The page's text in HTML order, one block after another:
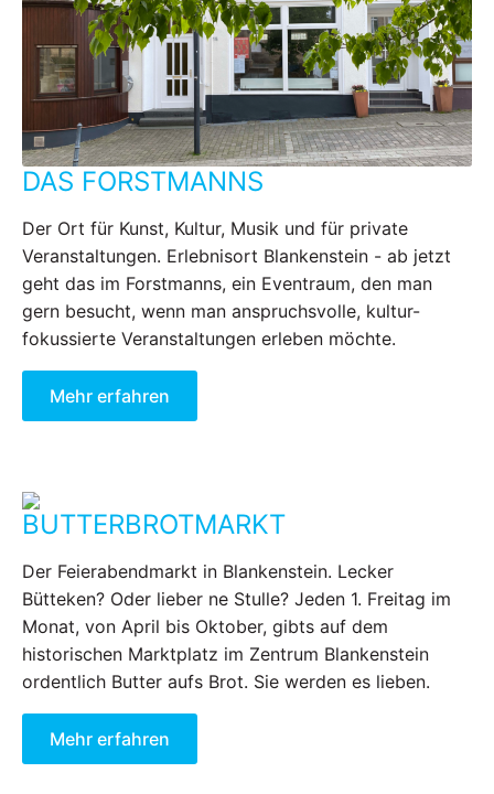
DAS FORSTMANNS
Der Ort für Kunst, Kultur, Musik und für private
Veranstaltungen. Erlebnisort Blankenstein - ab jetzt
geht das im Forstmanns, ein Eventraum, den man
gern besucht, wenn man anspruchsvolle, kultur-
fokussierte Veranstaltungen erleben möchte.
Mehr erfahren
BUTTERBROTMARKT
Der Feierabendmarkt in Blankenstein. Lecker
Bütteken? Oder lieber ne Stulle? Jeden 1. Freitag im
Monat, von April bis Oktober, gibts auf dem
historischen Marktplatz im Zentrum Blankenstein
ordentlich Butter aufs Brot. Sie werden es lieben.
Mehr erfahren